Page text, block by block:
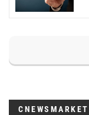
CNEWSMARKET